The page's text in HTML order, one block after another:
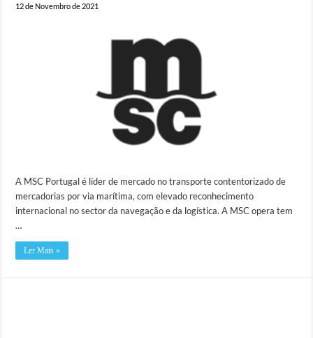
12 de Novembro de 2021
A MSC Portugal é líder de mercado no transporte contentorizado de
mercadorias por via marítima, com elevado reconhecimento
internacional no sector da navegação e da logística. A MSC opera tem
…
Ler Mais »